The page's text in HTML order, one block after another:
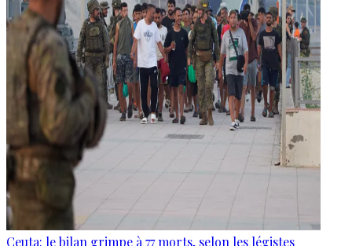
Ceuta: le bilan grimpe à 77 morts, selon les légistes